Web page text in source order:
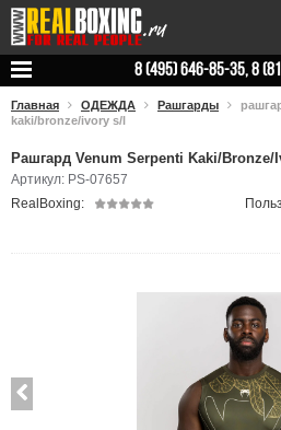
8 (495) 646-85-35, 8
Главная ОДЕЖДА Рашгарды
kaki/bronze/ivory s/l
Рашгард Venum Serpenti Kaki/Bronze/
Артикул: PS-07657
RealBoxing: